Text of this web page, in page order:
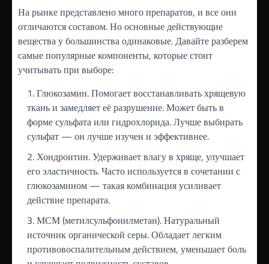
На рынке представлено много препаратов, и все они
отличаются составом. Но основные действующие
вещества у большинства одинаковые. Давайте разберем
самые популярные компоненты, которые стоит
учитывать при выборе:
Глюкозамин. Помогает восстанавливать хрящевую
ткань и замедляет её разрушение. Может быть в
форме сульфата или гидрохлорида. Лучше выбирать
сульфат — он лучше изучен и эффективнее.
Хондроитин. Удерживает влагу в хряще, улучшает
его эластичность. Часто используется в сочетании с
глюкозамином — такая комбинация усиливает
действие препарата.
МСМ (метилсульфонилметан). Натуральный
источник органической серы. Обладает легким
противовоспалительным действием, уменьшает боль